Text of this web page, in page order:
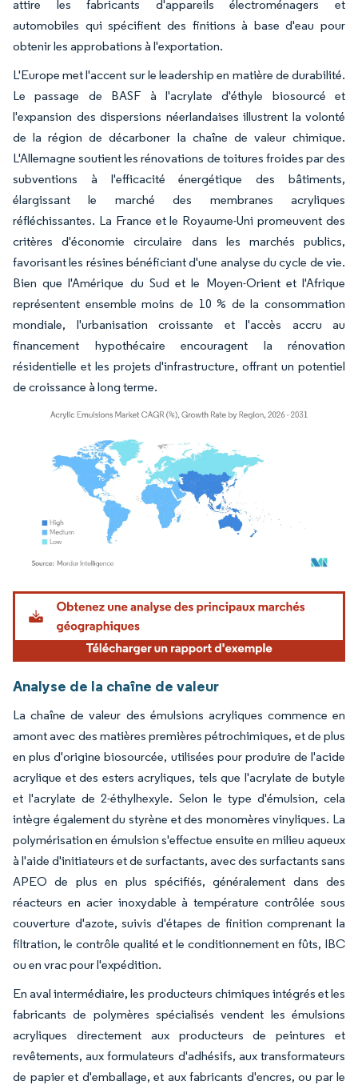
attire les fabricants d'appareils électroménagers et
automobiles qui spécifient des finitions à base d'eau pour
obtenir les approbations à l'exportation.
L'Europe met l'accent sur le leadership en matière de durabilité.
Le passage de BASF à l'acrylate d'éthyle biosourcé et
l'expansion des dispersions néerlandaises illustrent la volonté
de la région de décarboner la chaîne de valeur chimique.
L'Allemagne soutient les rénovations de toitures froides par des
subventions à l'efficacité énergétique des bâtiments,
élargissant le marché des membranes acryliques
réfléchissantes. La France et le Royaume-Uni promeuvent des
critères d'économie circulaire dans les marchés publics,
favorisant les résines bénéficiant d'une analyse du cycle de vie.
Bien que l'Amérique du Sud et le Moyen-Orient et l'Afrique
représentent ensemble moins de 10 % de la consommation
mondiale, l'urbanisation croissante et l'accès accru au
financement hypothécaire encouragent la rénovation
résidentielle et les projets d'infrastructure, offrant un potentiel
de croissance à long terme.
Image © Mordor Intelligence. La réutilisation nécessite une attribution sous CC BY
Analyse de la chaîne de valeur
La chaîne de valeur des émulsions acryliques commence en
amont avec des matières premières pétrochimiques, et de plus
en plus d'origine biosourcée, utilisées pour produire de l'acide
acrylique et des esters acryliques, tels que l'acrylate de butyle
et l'acrylate de 2-éthylhexyle. Selon le type d'émulsion, cela
intègre également du styrène et des monomères vinyliques. La
polymérisation en émulsion s'effectue ensuite en milieu aqueux
à l'aide d'initiateurs et de surfactants, avec des surfactants sans
APEO de plus en plus spécifiés, généralement dans des
réacteurs en acier inoxydable à température contrôlée sous
couverture d'azote, suivis d'étapes de finition comprenant la
filtration, le contrôle qualité et le conditionnement en fûts, IBC
ou en vrac pour l'expédition.
En aval intermédiaire, les producteurs chimiques intégrés et les
fabricants de polymères spécialisés vendent les émulsions
acryliques directement aux producteurs de peintures et
revêtements, aux formulateurs d'adhésifs, aux transformateurs
de papier et d'emballage, et aux fabricants d'encres, ou par le